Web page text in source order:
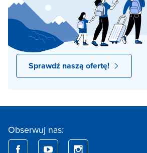
Sprawdź naszą ofertę!
Obserwuj nas: